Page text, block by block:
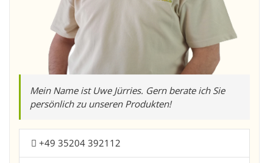
Mein Name ist Uwe Jürries. Gern berate ich Sie
persönlich zu unseren Produkten!
+49 35204 392112